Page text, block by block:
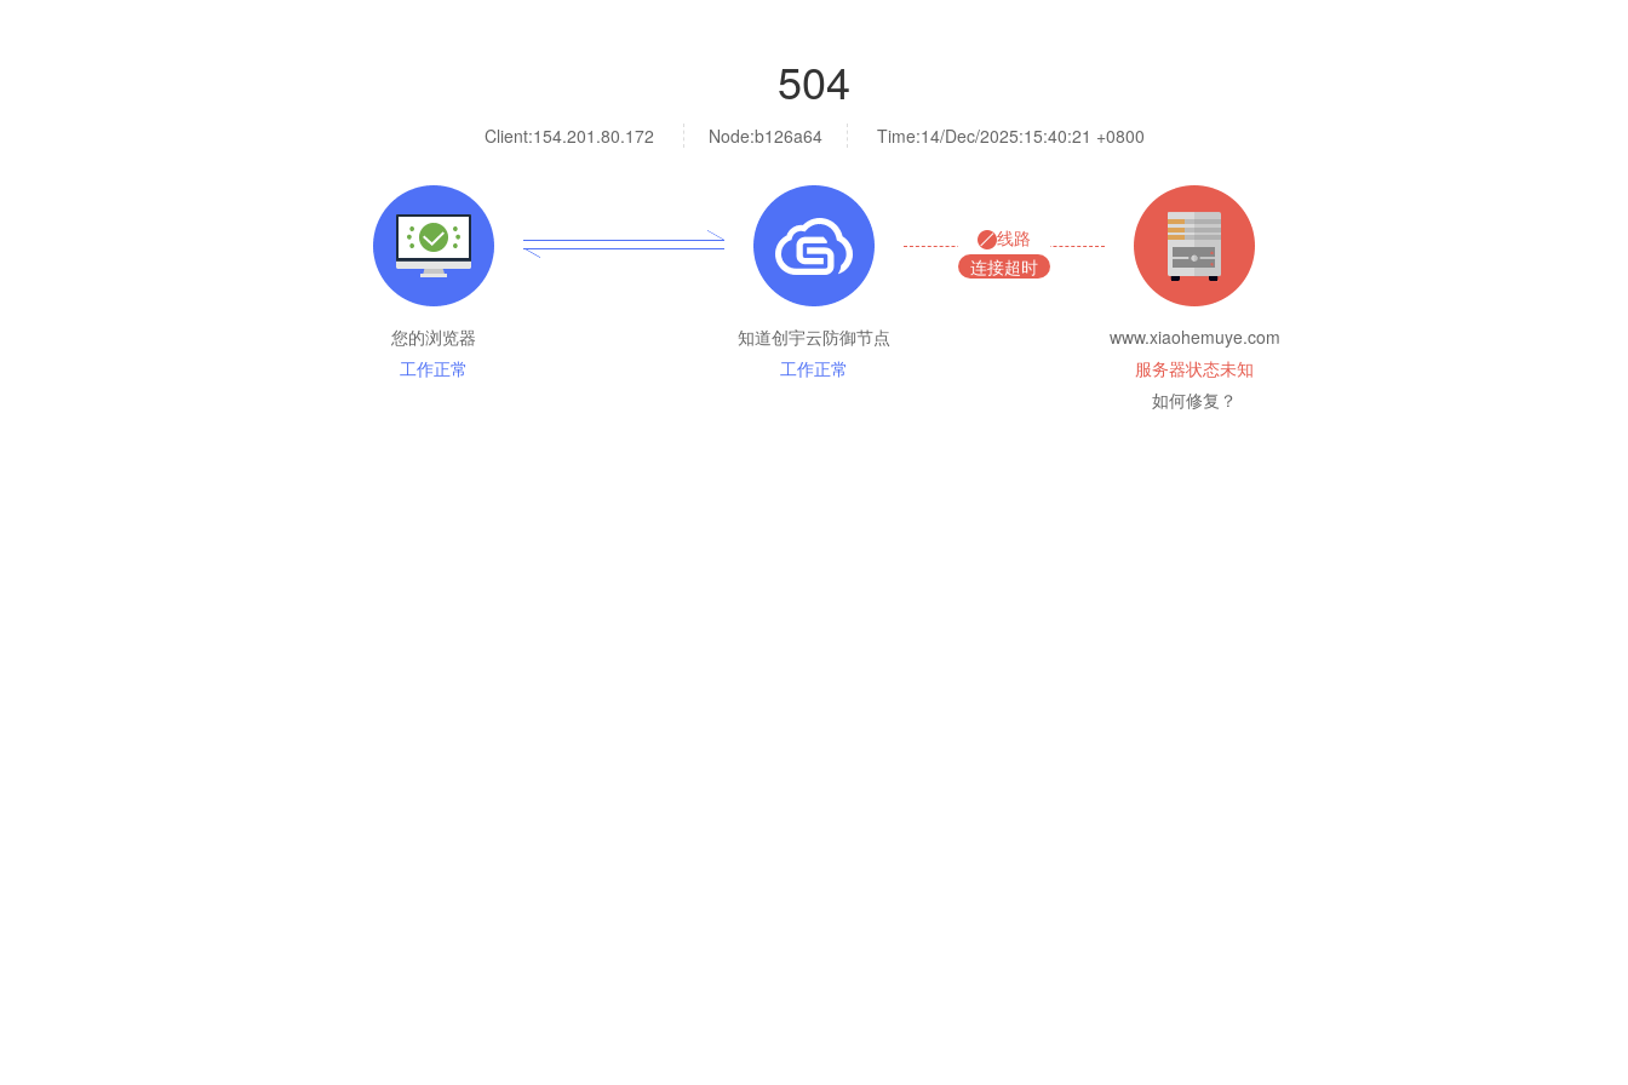
504
Client:154.201.80.172 Node:b126a64 Time:14/Dec/2025:15:40:21 +0800
您的浏览器
工作正常
知道创宇云防御节点
工作正常
线路
连接超时
www.xiaohemuye.com
服务器状态未知
如何修复？